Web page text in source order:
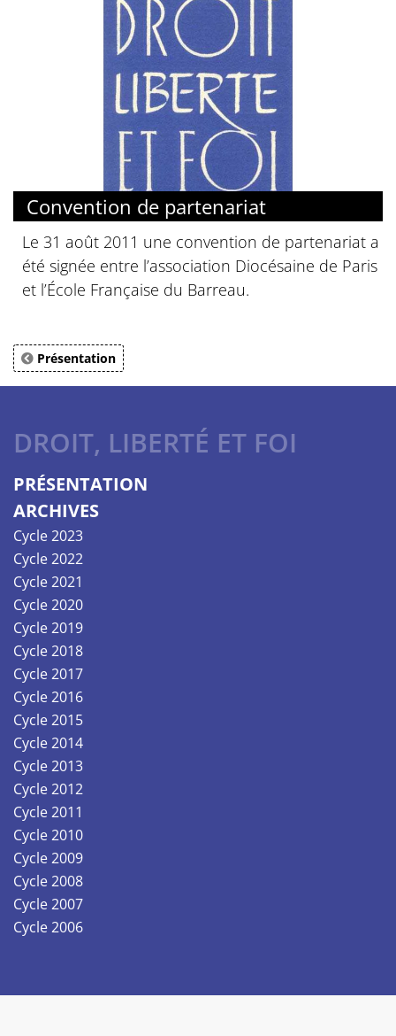
Convention de partenariat
Le 31 août 2011 une convention de partenariat a
été signée entre l’association Diocésaine de Paris
et l’École Française du Barreau.
Présentation
DROIT, LIBERTÉ ET FOI
PRÉSENTATION
ARCHIVES
Cycle 2023
Cycle 2022
Cycle 2021
Cycle 2020
Cycle 2019
Cycle 2018
Cycle 2017
Cycle 2016
Cycle 2015
Cycle 2014
Cycle 2013
Cycle 2012
Cycle 2011
Cycle 2010
Cycle 2009
Cycle 2008
Cycle 2007
Cycle 2006